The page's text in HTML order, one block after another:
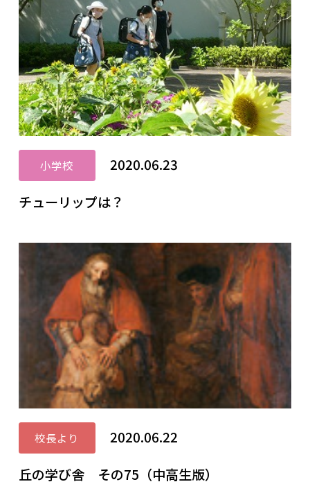
小学校
2020.06.23
チューリップは？
校長より
2020.06.22
丘の学び舎 その75（中高生版）